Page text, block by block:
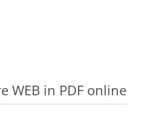
WEB in PDF online